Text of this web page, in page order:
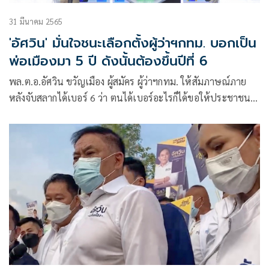
31 มีนาคม 2565
'อัศวิน' มั่นใจชนะเลือกตั้งผู้ว่าฯกทม. บอกเป็น
พ่อเมืองมา 5 ปี ดังนั้นต้องขึ้นปีที่ 6
พล.ต.อ.อัศวิน ขวัญเมือง ผู้สมัคร ผู้ว่าฯกทม. ให้สัมภาษณ์ภาย
หลังจับสลากได้เบอร์ 6 ว่า ตนได้เบอร์อะไรก็ได้ขอให้ประชาชน